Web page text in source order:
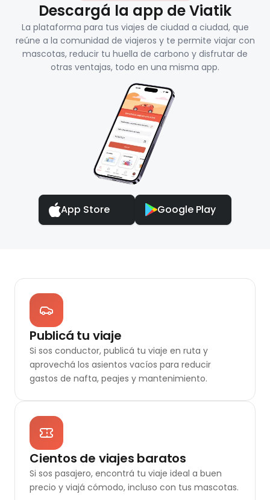
Descargá la app de Viatik
La plataforma para tus viajes de ciudad a ciudad, que
reúne a la comunidad de viajeros y te permite viajar con
mascotas, reducir tu huella de carbono y disfrutar de
otras ventajas, todo en una misma app.
App Store Google Play
Publicá tu viaje
Si sos conductor, publicá tu viaje en ruta y
aprovechá los asientos vacíos para reducir
gastos de nafta, peajes y mantenimiento.
Cientos de viajes baratos
Si sos pasajero, encontrá tu viaje ideal a buen
precio y viajá cómodo, incluso con tus mascotas.